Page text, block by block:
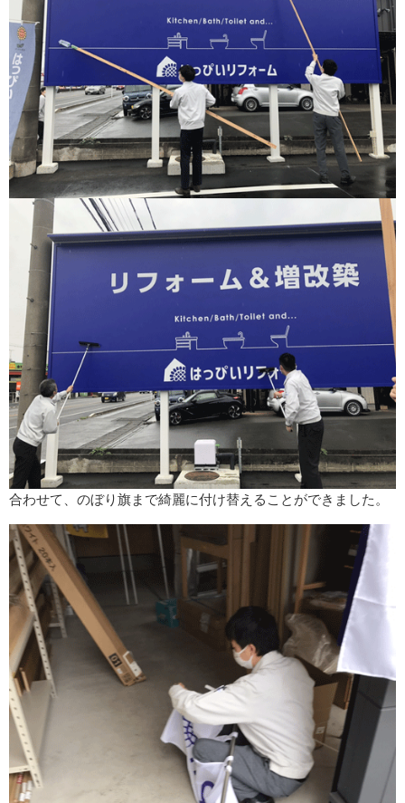
合わせて、のぼり旗まで綺麗に付け替えることができました。